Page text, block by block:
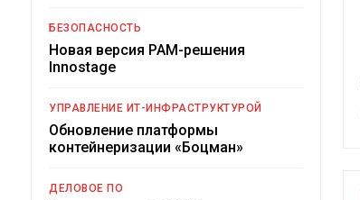
БЕЗОПАСНОСТЬ
Новая версия PAM-решения
Innostage
УПРАВЛЕНИЕ ИТ-ИНФРАСТРУКТУРОЙ
Обновление платформы
контейнеризации «Боцман»
ДЕЛОВОЕ ПО